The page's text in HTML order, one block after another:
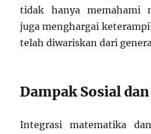
tidak hanya memahami
juga menghargai
telah diwariskan dari
Dampak Sosial
Integrasi matematika